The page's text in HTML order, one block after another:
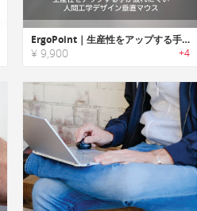
ErgoPoint｜生産性をアップする手が疲れにくい人間工学デザイン垂直マウス「エルゴポイント」
¥ 9,900 +4